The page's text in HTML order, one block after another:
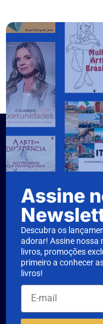
Assine
Descubra os
adorar! Assine nossa
livros, promoções
primeiro a conhecer
livros!